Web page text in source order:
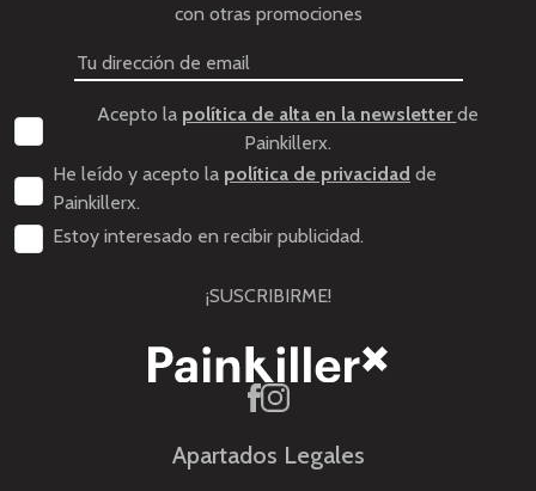
con otras promociones
Acepto la política de alta en la newsletterde
Painkillerx.
He leído y acepto la política de privacidad de
Painkillerx.
Estoy interesado en recibir publicidad.
¡SUSCRIBIRME!
Apartados Legales